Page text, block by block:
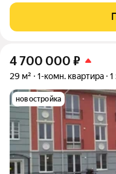
отоплениеЗастеклённая
заезжай и живиПроводка
4 700 000 ₽
29 м² 1-комн. квартира 1
новостройка